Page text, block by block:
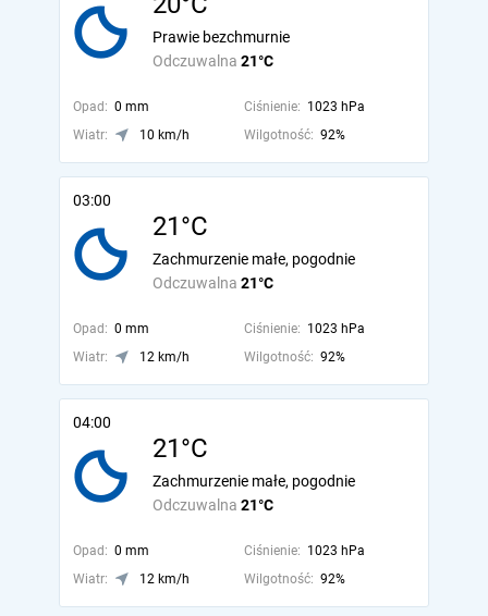
Odczuwalna 21°C
Prawie bezchmurnie
Opad: 0 mm Ciśnienie: 1023 hPa
Wiatr:
10 km/h Wilgotność: 92%
03:00
21°C
Odczuwalna 21°C
Zachmurzenie małe, pogodnie
Opad: 0 mm Ciśnienie: 1023 hPa
Wiatr:
12 km/h Wilgotność: 92%
04:00
21°C
Odczuwalna 21°C
Zachmurzenie małe, pogodnie
Opad: 0 mm Ciśnienie: 1023 hPa
Wiatr:
12 km/h Wilgotność: 92%